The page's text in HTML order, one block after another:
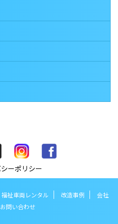
ーポリシー
福祉車両レンタル 改造事例
会社
お問い合わせ